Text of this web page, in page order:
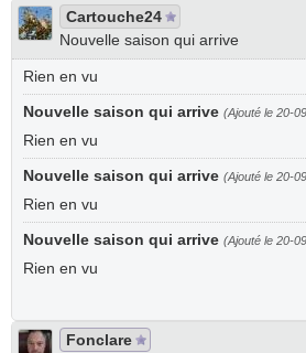
Cartouche24
Nouvelle saison qui arrive
Rien en vu
Nouvelle saison qui arrive (Ajouté le 20-
Rien en vu
Nouvelle saison qui arrive (Ajouté le 20-
Rien en vu
Nouvelle saison qui arrive (Ajouté le 20-
Rien en vu
Fonclare